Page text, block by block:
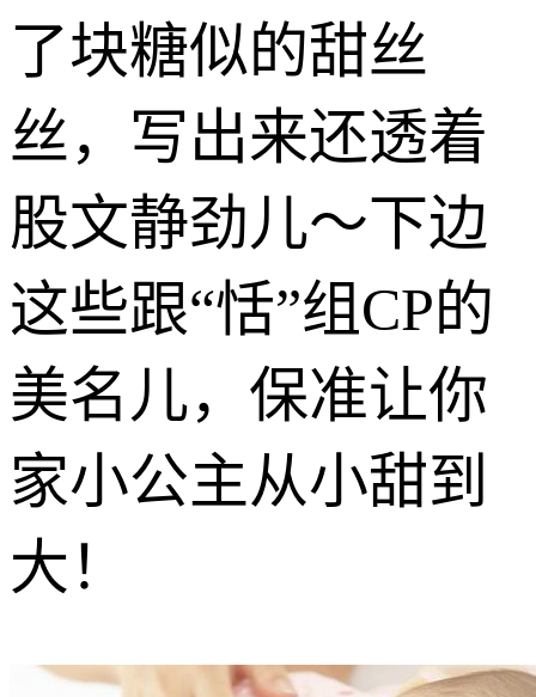
了块糖似的甜丝
丝，写出来还透着
股文静劲儿～下边
这些跟“恬”组CP的
美名儿，保准让你
家小公主从小甜到
大！